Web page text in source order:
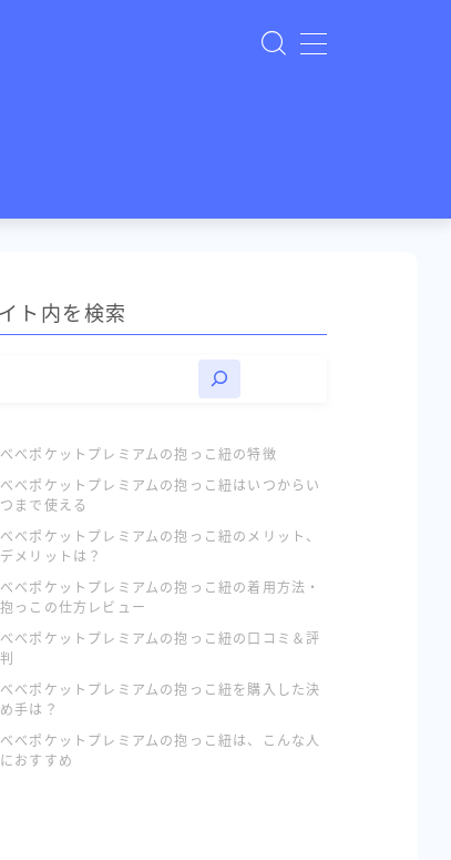
しています。
労経験もあります。
のが日課です♪
人育児のリアルな視点から、 マ
に寄り添う記事を届けています。
ト内を検索
べべポケットプレミアムの抱っこ紐の特徴
べべポケットプレミアムの抱っこ紐はいつからい
つまで使える
べべポケットプレミアムの抱っこ紐のメリット、
デメリットは？
べべポケットプレミアムの抱っこ紐の着用方法・
抱っこの仕方レビュー
べべポケットプレミアムの抱っこ紐の口コミ＆評
判
べべポケットプレミアムの抱っこ紐を購入した決
め手は？
べべポケットプレミアムの抱っこ紐は、こんな人
におすすめ